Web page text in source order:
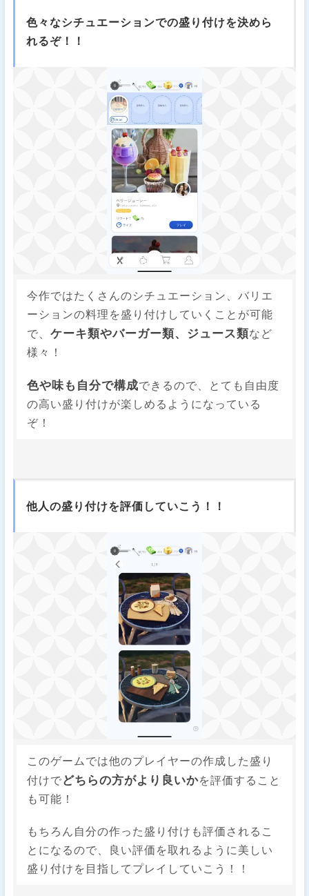
色々なシチュエーションでの盛り付けを決めら
れるぞ！！
今作ではたくさんのシチュエーション、バリエ
ーションの料理を盛り付けしていくことが可能
で、ケーキ類やバーガー類、ジュース類など
様々！
色や味も自分で構成できるので、とても自由度
の高い盛り付けが楽しめるようになっている
ぞ！
他人の盛り付けを評価していこう！！
このゲームでは他のプレイヤーの作成した盛り
付けでどちらの方がより良いかを評価すること
も可能！
もちろん自分の作った盛り付けも評価されるこ
とになるので、良い評価を取れるように美しい
盛り付けを目指してプレイしていこう！！